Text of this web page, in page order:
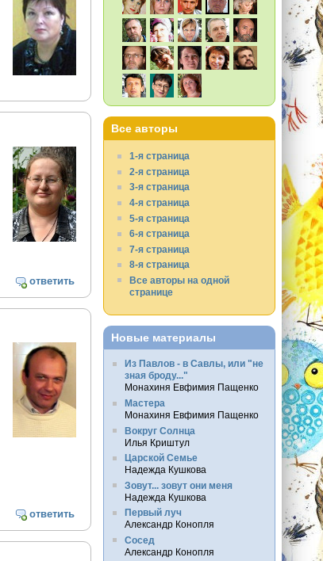
ответить
ответить
Все авторы
1-я страница
2-я страница
3-я страница
4-я страница
5-я страница
6-я страница
7-я страница
8-я страница
Все авторы на одной
странице
Новые материалы
Из Павлов - в Савлы, или "не
зная броду..."
Монахиня Евфимия Пащенко
Мастера
Монахиня Евфимия Пащенко
Вокруг Солнца
Илья Криштул
Царской Семье
Надежда Кушкова
Зовут... зовут они меня
Надежда Кушкова
Первый луч
Александр Конопля
Сосед
Александр Конопля